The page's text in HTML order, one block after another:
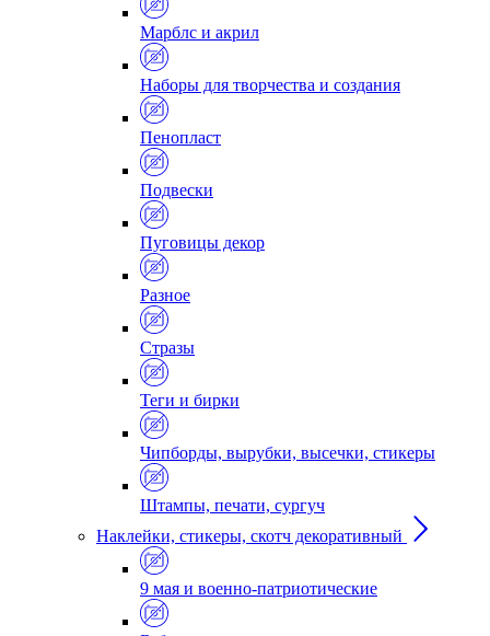
Марблс и акрил
Наборы для творчества и создания
Пенопласт
Подвески
Пуговицы декор
Разное
Стразы
Теги и бирки
Чипборды, вырубки, высечки, стикеры
Штампы, печати, сургуч
Наклейки, стикеры, скотч декоративный
9 мая и военно-патриотические